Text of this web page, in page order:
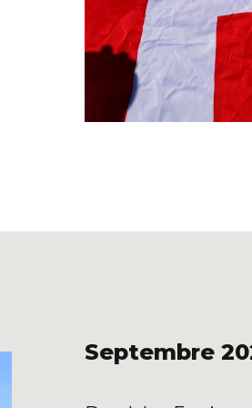
Septembre